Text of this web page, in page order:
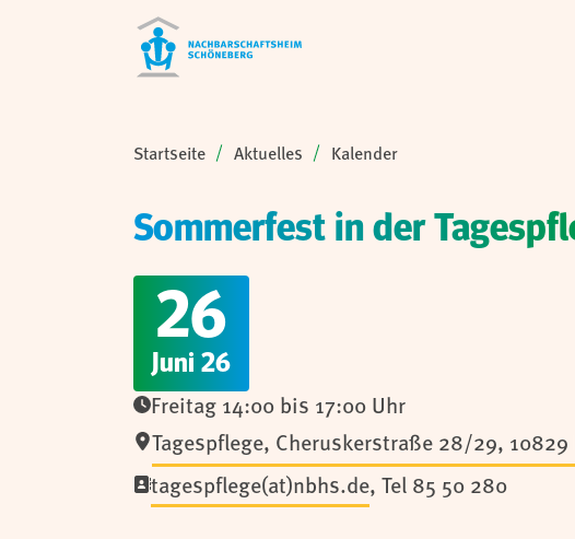
Sie sind hier:
Startseite Aktuelles Kalender
Sommerfest in der
26
Juni 26
Freitag 14:00 bis 17:00 Uhr
Tagespflege, Cheruskerstraße 28/29, 10829
tagespflege(at)nbhs.de, Tel 85 50 280